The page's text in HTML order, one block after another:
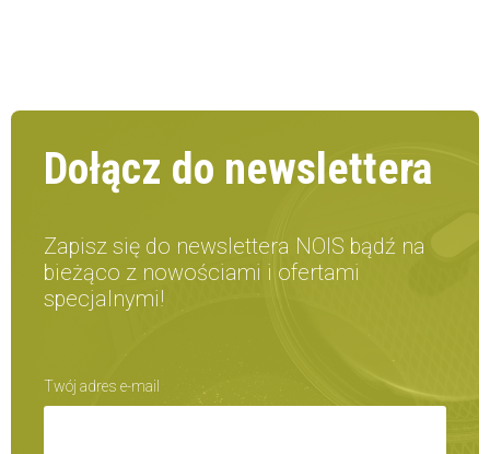
Dołącz do newslettera
Zapisz się do newslettera NOIS bądź na
bieżąco z nowościami i ofertami
specjalnymi!
Twój adres e-mail